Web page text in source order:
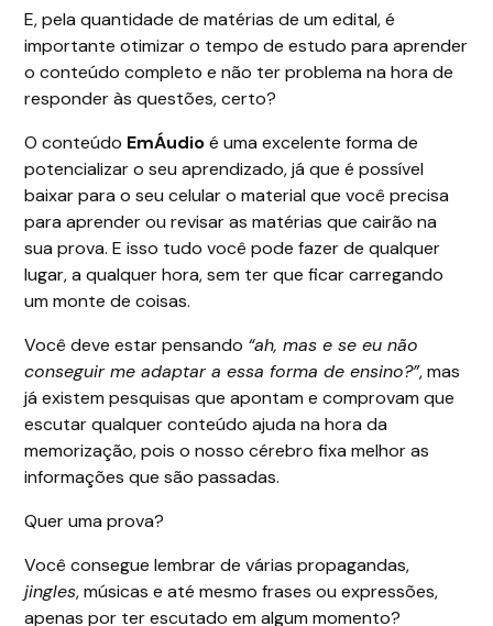
E, pela quantidade de matérias de um edital, é
importante otimizar o tempo de estudo para aprender
o conteúdo completo e não ter problema na hora de
responder às questões, certo?
O conteúdo EmÁudioé uma excelente forma de
potencializar o seu aprendizado, já que é possível
baixar para o seu celular o material que você precisa
para aprender ou revisar as matérias que cairão na
sua prova. E isso tudo você pode fazer de qualquer
lugar, a qualquer hora, sem ter que ficar carregando
um monte de coisas.
Você deve estar pensando “ah, mas e se eu não
conseguir me adaptar a essa forma de ensino?”, mas
já existem pesquisas que apontam e comprovam que
escutar qualquer conteúdo ajuda na hora da
memorização, pois o nosso cérebro fixa melhor as
informações que são passadas.
Quer uma prova?
Você consegue lembrar de várias propagandas,
jingles, músicas e até mesmo frases ou expressões,
apenas por ter escutado em algum momento?